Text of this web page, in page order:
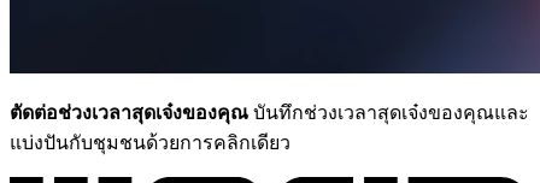
ตัดต่อช่วงเวลาสุดเจ๋งของคุณ บันทึกช่วงเวลาสุดเจ๋งของคุณและ
แบ่งปันกับชุมชนด้วยการคลิกเดียว